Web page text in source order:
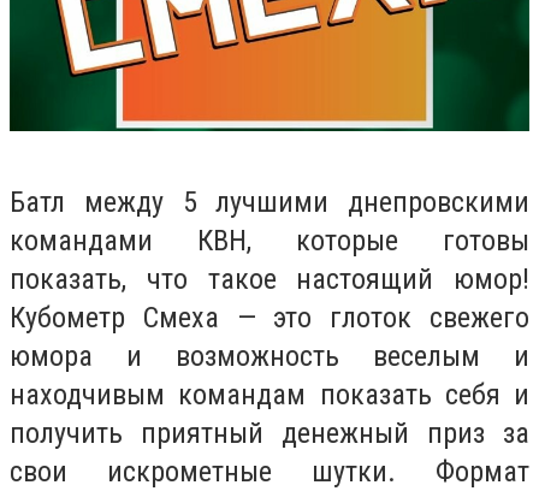
Батл между 5 лучшими днепровскими
командами КВН, которые готовы
показать, что такое настоящий юмор!
Кубометр Смеха — это глоток свежего
юмора и возможность веселым и
находчивым командам показать себя и
получить приятный денежный приз за
свои искрометные шутки. Формат